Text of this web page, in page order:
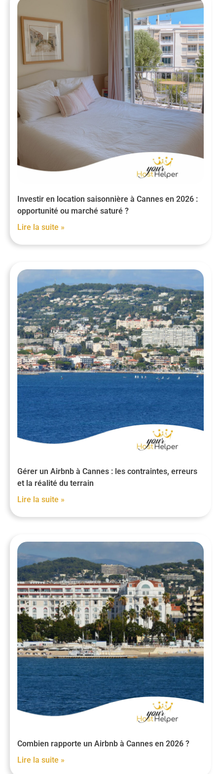
Investir en location saisonnière à Cannes en 2026 :
opportunité ou marché saturé ?
Lire la suite »
Gérer un Airbnb à Cannes : les contraintes, erreurs
et la réalité du terrain
Lire la suite »
Combien rapporte un Airbnb à Cannes en 2026 ?
Lire la suite »